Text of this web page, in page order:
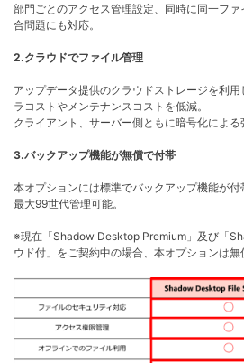
部門ごとのアクセス管理設定、同時に同一フ
合問題にも対応。
2.クラウドでファイル管理
アップデータ提供のクラウドストレージを利
ラコストやメンテナンスコストを低減。
クライアント、サーバー側ともに暗号化による
3.バックアップ機能が無償で付帯
本オプションには標準でバックアップ機能が
最大99世代管理可能。
※現在「Shadow Desktop Premium 」及び「
ウド付 」をご契約中の場合、本オプションは無